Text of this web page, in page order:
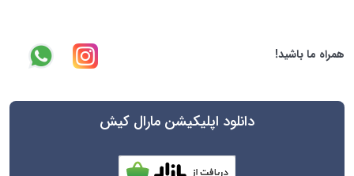
همراه ما باشید!
دانلود اپلیکیشن مارال کیش